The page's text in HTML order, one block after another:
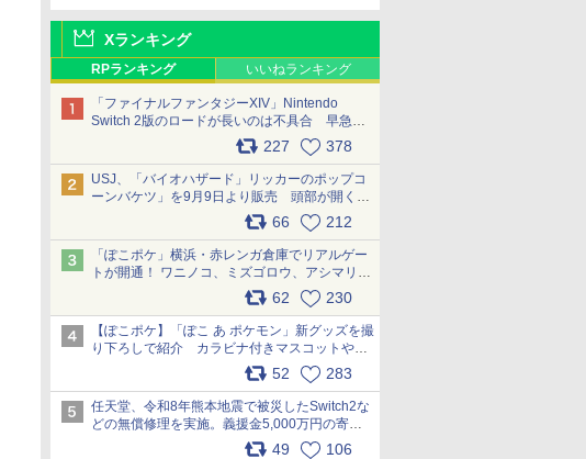
Xランキング
RPランキング いいねランキング
「ファイナルファンタジーXIV」Nintendo
Switch 2版のロードが長いのは不具合 早急に
アップデートできるよう対応中227 378
USJ、「バイオハザード」リッカーのポップコ
ーンバケツ」を9月9日より販売 頭部が開く仕
組み。味は恐怖を堪のう「味噌フレーバー」
66 212
「ぽこポケ」横浜・赤レンガ倉庫でリアルゲー
トが開通！ ワニノコ、ミズゴロウ、アシマリ登
場シーンをレポート pic.x.com/LDgEByVl6D
62 230
【ぽこポケ】「ぽこ あ ポケモン」新グッズを撮
り下ろしで紹介 カラビナ付きマスコットやス
52 283
任天堂、令和8年熊本地震で被災したSwitch2な
どの無償修理を実施。義援金5,000万円の寄付
も発表 pic.x.com/BAYsMfUfUC
49 106